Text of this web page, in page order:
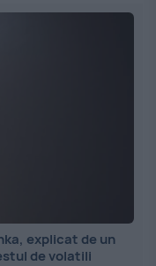
explicat de un
de volatili